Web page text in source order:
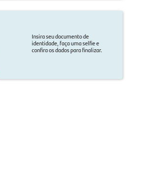
Insira seu documento de
identidade, faça uma selfie e
confira os dados para finalizar.